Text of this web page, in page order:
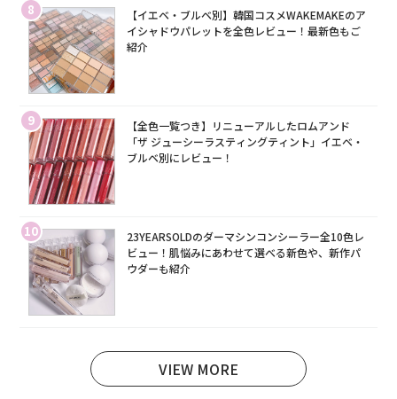
8
【イエベ・ブルベ別】韓国コスメWAKEMAKEのア
イシャドウパレットを全色レビュー！最新色もご
紹介
9
【全色一覧つき】リニューアルしたロムアンド
「ザ ジューシーラスティングティント」イエベ・
ブルベ別にレビュー！
10
23YEARSOLDのダーマシンコンシーラー全10色レ
ビュー！肌悩みにあわせて選べる新色や、新作パ
ウダーも紹介
VIEW MORE